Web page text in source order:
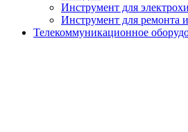
Инструмент для
Инструмент для ремонта
Телекоммуникационное